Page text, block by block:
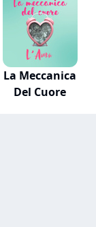
La Meccanica
Del Cuore